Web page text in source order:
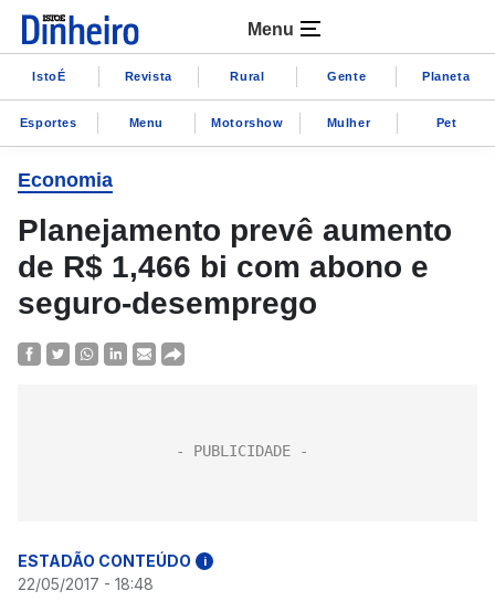
Menu
IstoÉ Revista Rural Gente Planeta
Esportes Menu Motorshow Mulher Pet
Economia
Planejamento prevê aumento
de R$ 1,466 bi com abono e
seguro-desemprego
ESTADÃO CONTEÚDO i
22/05/2017 - 18:48